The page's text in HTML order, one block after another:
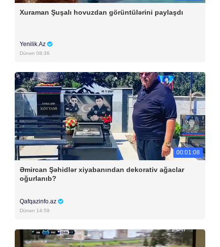
Xuraman Şuşalı hovuzdan görüntülərini paylaşdı
Yenilik.Az
Dünən 08:36
00:01:08
Əmircan Şəhidlər xiyabanından dekorativ ağaclar
oğurlanıb?
Qafqazinfo.az
Dünən 14:59